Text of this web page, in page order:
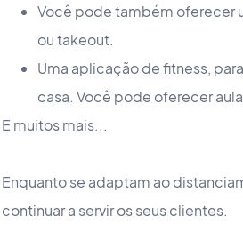
Você pode também oferecer
ou takeout.
Uma aplicação de fitness,
casa. Você pode oferecer
E muitos mais...
Enquanto se adaptam ao
continuar a servir os seus clientes.